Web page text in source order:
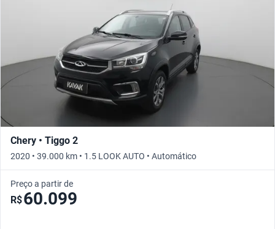
Chery • Tiggo 2
2020 • 39.000 km • 1.5 LOOK AUTO • Automático
Preço a partir de
R$60.099